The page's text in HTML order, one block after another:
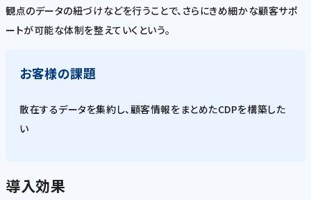
観点のデータの紐づけなどを行うことで、さらにきめ細かな顧客サポ
ートが可能な体制を整えていくという。
お客様の課題
散在するデータを集約し、顧客情報をまとめたCDPを構築した
い
導入効果